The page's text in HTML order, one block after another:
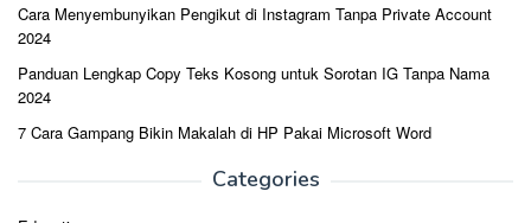
Cara Menyembunyikan Pengikut di Instagram Tanpa Private Account
2024
Panduan Lengkap Copy Teks Kosong untuk Sorotan IG Tanpa Nama
2024
7 Cara Gampang Bikin Makalah di HP Pakai Microsoft Word
Categories